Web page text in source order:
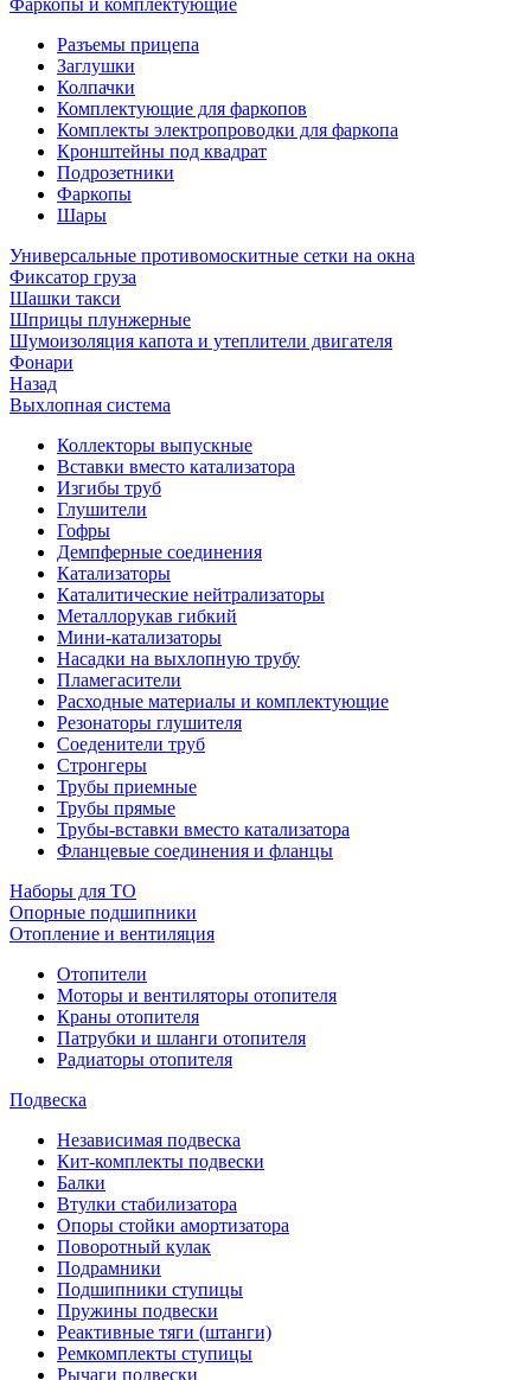
Фаркопы и комплектующие
Разъемы прицепа
Заглушки
Колпачки
Комплектующие для фаркопов
Комплекты электропроводки для фаркопа
Кронштейны под квадрат
Подрозетники
Фаркопы
Шары
Универсальные противомоскитные сетки на окна
Фиксатор груза
Шашки такси
Шприцы плунжерные
Шумоизоляция капота и утеплители двигателя
Фонари
Назад
Выхлопная система
Коллекторы выпускные
Вставки вместо катализатора
Изгибы труб
Глушители
Гофры
Демпферные соединения
Катализаторы
Каталитические нейтрализаторы
Металлорукав гибкий
Мини-катализаторы
Насадки на выхлопную трубу
Пламегасители
Расходные материалы и комплектующие
Резонаторы глушителя
Соеденители труб
Стронгеры
Трубы приемные
Трубы прямые
Трубы-вставки вместо катализатора
Фланцевые соединения и фланцы
Наборы для ТО
Опорные подшипники
Отопление и вентиляция
Отопители
Моторы и вентиляторы отопителя
Краны отопителя
Патрубки и шланги отопителя
Радиаторы отопителя
Подвеска
Независимая подвеска
Кит-комплекты подвески
Балки
Втулки стабилизатора
Опоры стойки амортизатора
Поворотный кулак
Подрамники
Подшипники ступицы
Пружины подвески
Реактивные тяги (штанги)
Ремкомплекты ступицы
Рычаги подвески